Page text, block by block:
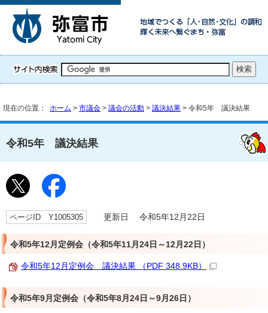
現在の位置： ホーム > 市議会 > 議会の活動 > 議決結果 > 令和5年 議決結果
令和5年 議決結果
ページID Y1005305 更新日 令和5年12月22日
令和5年12月定例会（令和5年11月24日～12月22日）
令和5年12月定例会 議決結果 （PDF 348.9KB）
令和5年9月定例会（令和5年8月24日～9月26日）